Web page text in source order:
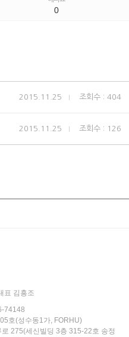
0
2015.11.25 조회수 : 404
2015.11.25 조회수 : 126
표 김흥조
74148
호(성수동1가, FORHU)
275(세신빌딩 3층 315-22호 송정